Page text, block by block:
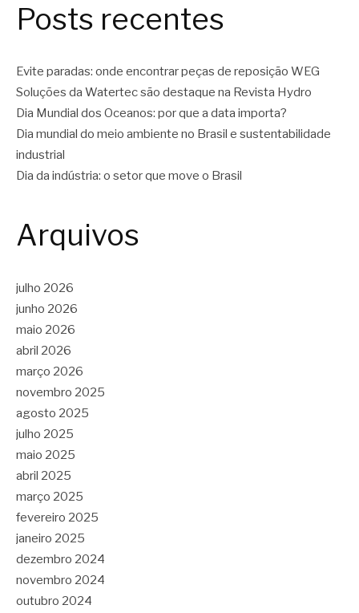
Posts recentes
Evite paradas: onde encontrar peças de reposição WEG
Soluções da Watertec são destaque na Revista Hydro
Dia Mundial dos Oceanos: por que a data importa?
Dia mundial do meio ambiente no Brasil e sustentabilidade
industrial
Dia da indústria: o setor que move o Brasil
Arquivos
julho 2026
junho 2026
maio 2026
abril 2026
março 2026
novembro 2025
agosto 2025
julho 2025
maio 2025
abril 2025
março 2025
fevereiro 2025
janeiro 2025
dezembro 2024
novembro 2024
outubro 2024